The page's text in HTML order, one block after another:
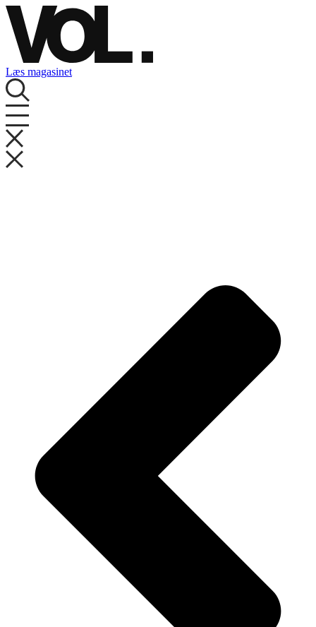
Videre
til
indhold
Læs magasinet